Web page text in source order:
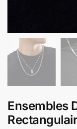
Ensembles